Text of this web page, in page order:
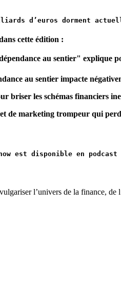
milliards d’euros
cette édition :
au sentier" explique
au sentier impacte
briser les schémas financiers
de marketing trompeur qui
est disponible en
l’univers de la finance, de